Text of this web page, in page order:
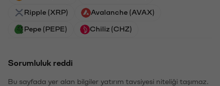
Ripple (XRP) Avalanche (AVAX)
Pepe (PEPE) Chiliz (CHZ)
Sorumluluk reddi
Bu sayfada yer alan bilgiler yatırım tavsiyesi niteliği taşımaz.